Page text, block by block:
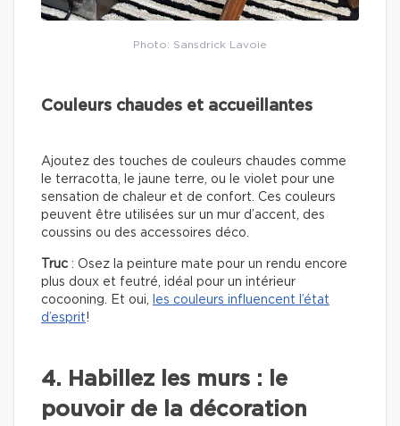
Photo: Sansdrick Lavoie
Couleurs chaudes et accueillantes
Ajoutez des touches de couleurs chaudes comme
le terracotta, le jaune terre, ou le violet pour une
sensation de chaleur et de confort. Ces couleurs
peuvent être utilisées sur un mur d’accent, des
coussins ou des accessoires déco.
Truc : Osez la peinture mate pour un rendu encore
plus doux et feutré, idéal pour un intérieur
cocooning. Et oui,
les couleurs influencent l’état
d’esprit!
4. Habillez les murs : le
pouvoir de la décoration